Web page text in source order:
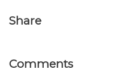
Share
Comments